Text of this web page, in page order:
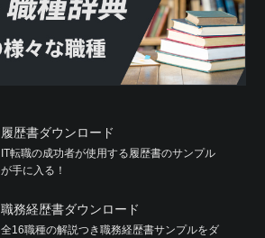
履歴書ダウンロード
IT転職の成功者が使用する履歴書のサンプル
が手に入る！
職務経歴書ダウンロード
全16職種の解説つき職務経歴書サンプルをダ